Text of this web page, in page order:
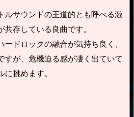
サウンドの王道的とも呼べる激
存している良曲です。
ドロックの融合が気持ち良く、
すが、危機迫る感が凄く出ていて
挑めます。